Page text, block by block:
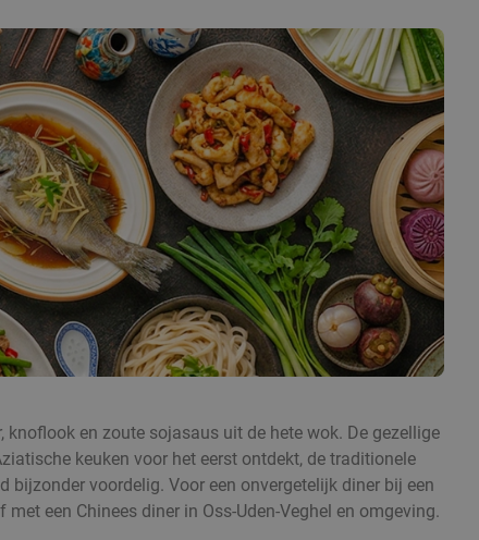
knoflook en zoute sojasaus uit de hete wok. De gezellige
keuken voor het eerst ontdekt, de traditionele
bijzonder voordelig. Voor een onvergetelijk diner bij een
een Chinees diner in Oss-Uden-Veghel en omgeving.